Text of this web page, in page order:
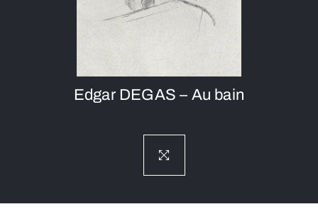
Edgar DEGAS – Au bain